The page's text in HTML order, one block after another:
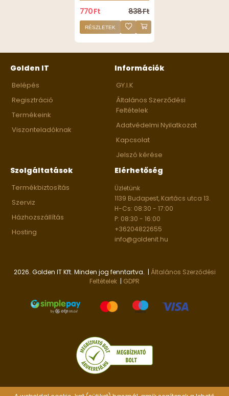
770 Ft 838 Ft
RÉSZLETEK
Golden IT
Belépés
Regisztráció
Termékeink
Viszonteladóknak
Információk
GY.I.K
Általános Szerződési
Feltételek
Adatvédelmi Nyilatkozat
Kapcsolat
Jelszó kérése
Szolgáltatások
Termékbiztosítás
Szerviz
Házhozszállítás
Hosting
Elérhetőség
Üzletünk
1139 Budapest, Kartács utca 13.
H-Cs: 08:30 - 17:00
P: 08:30 - 16:00
+36204822655
info@goldenit.hu
2026. Golden IT Kft. Minden jog fenntartva. | Általános Szerződési
Feltételek | GDPR